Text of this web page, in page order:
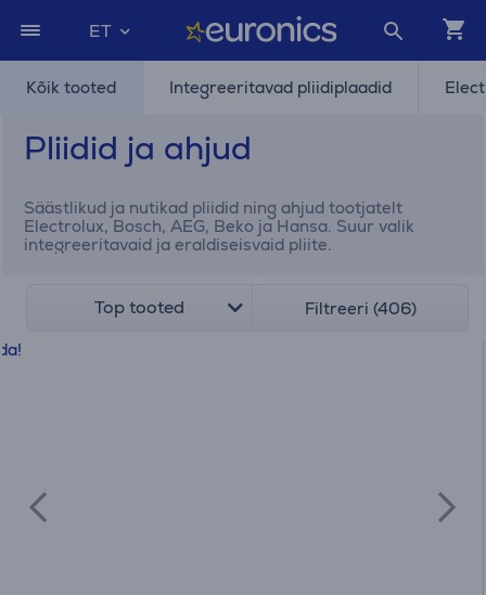
ET
Kõik tooted Integreeritavad pliidiplaadid
Pliidid ja ahjud
Säästlikud ja nutikad pliidid ning ahjud tootjatelt
Electrolux, Bosch, AEG, Beko ja Hansa. Suur valik
integreeritavaid ja eraldiseisvaid pliite.
Top tooted Filtreeri (406)